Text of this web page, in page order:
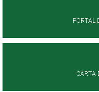
PORTAL
CARTA